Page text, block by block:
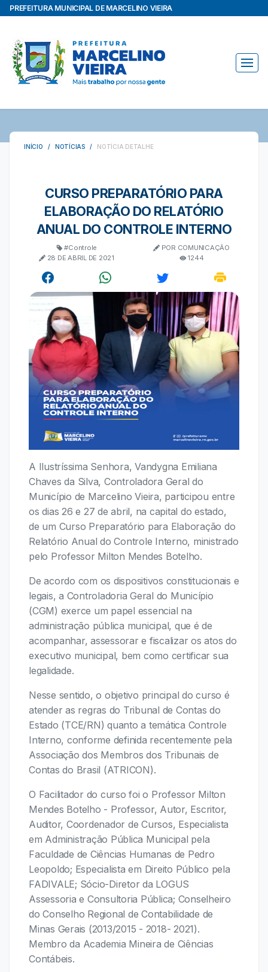
PREFEITURA MUNICIPAL DE MARCELINO VIEIRA
INÍCIO / NOTÍCIAS / NOTÍCIA DETALHE
CURSO PREPARATÓRIO PARA
ELABORAÇÃO DO RELATÓRIO
ANUAL DO CONTROLE INTERNO
#Controle
POR COMUNICAÇÃO
28 DE ABRIL DE 2021
1244
A Ilustríssima Senhora, Vandygna Emiliana
Chaves da Silva, Controladora Geral do
Município de Marcelino Vieira, participou entre
os dias 26 e 27 de abril, na capital do estado,
de um Curso Preparatório para Elaboração do
Relatório Anual do Controle Interno, ministrado
pelo Professor Milton Mendes Botelho.
De acordo com os dispositivos constitucionais e
legais, a Controladoria Geral do Município
(CGM) exerce um papel essencial na
administração pública municipal, que é de
acompanhar, assessorar e fiscalizar os atos do
executivo municipal, bem como certificar sua
legalidade.
Nesse sentido, o objetivo principal do curso é
atender as regras do Tribunal de Contas do
Estado (TCE/RN) quanto a temática Controle
Interno, conforme definida recentemente pela
Associação dos Membros dos Tribunais de
Contas do Brasil (ATRICON).
O Facilitador do curso foi o Professor Milton
Mendes Botelho - Professor, Autor, Escritor,
Auditor, Coordenador de Cursos, Especialista
em Administração Pública Municipal pela
Faculdade de Ciências Humanas de Pedro
Leopoldo; Especialista em Direito Público pela
FADIVALE; Sócio-Diretor da LOGUS
Assessoria e Consultoria Pública; Conselheiro
do Conselho Regional de Contabilidade de
Minas Gerais (2013/2015 - 2018- 2021).
Membro da Academia Mineira de Ciências
Contábeis.